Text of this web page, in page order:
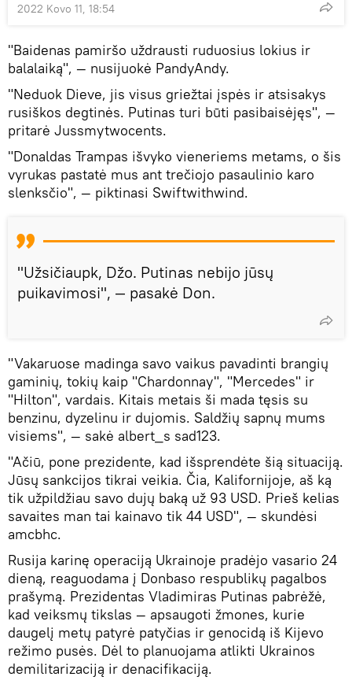
2022 Kovo 11, 18:54
"Baidenas pamiršo uždrausti ruduosius lokius ir
balalaiką", — nusijuokė PandyAndy.
"Neduok Dieve, jis visus griežtai įspės ir atsisakys
rusiškos degtinės. Putinas turi būti pasibaisėjęs", —
pritarė Jussmytwocents.
"Donaldas Trampas išvyko vieneriems metams, o šis
vyrukas pastatė mus ant trečiojo pasaulinio karo
slenksčio", — piktinasi Swiftwithwind.
"Užsičiaupk, Džo. Putinas nebijo jūsų
puikavimosi", — pasakė Don.
"Vakaruose madinga savo vaikus pavadinti brangių
gaminių, tokių kaip "Chardonnay", "Mercedes" ir
"Hilton", vardais. Kitais metais ši mada tęsis su
benzinu, dyzelinu ir dujomis. Saldžių sapnų mums
visiems", — sakė albert_s sad123.
"Ačiū, pone prezidente, kad išsprendėte šią situaciją.
Jūsų sankcijos tikrai veikia. Čia, Kalifornijoje, aš ką
tik užpildžiau savo dujų baką už 93 USD. Prieš kelias
savaites man tai kainavo tik 44 USD", — skundėsi
amcbhc.
Rusija karinę operaciją Ukrainoje pradėjo vasario 24
dieną, reaguodama į Donbaso respublikų pagalbos
prašymą. Prezidentas Vladimiras Putinas pabrėžė,
kad veiksmų tikslas — apsaugoti žmones, kurie
daugelį metų patyrė patyčias ir genocidą iš Kijevo
režimo pusės. Dėl to planuojama atlikti Ukrainos
demilitarizaciją ir denacifikaciją.